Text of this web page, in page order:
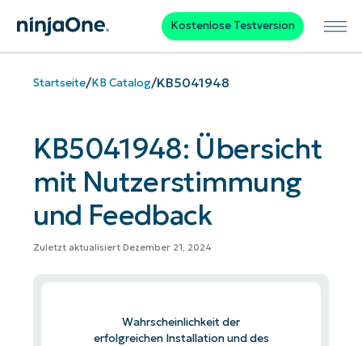
Kostenlose Testversion
Startseite/KB Catalog/KB5041948
KB5041948: Übersicht
mit Nutzerstimmung
und Feedback
Zuletzt aktualisiert Dezember 21, 2024
Wahrscheinlichkeit der
erfolgreichen Installation und des